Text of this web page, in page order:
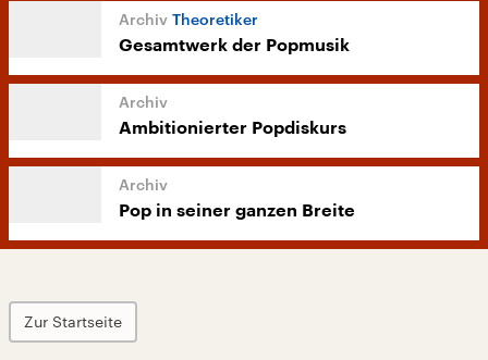
Theoretiker
Gesamtwerk der Popmusik
Ambitionierter Popdiskurs
Pop in seiner ganzen Breite
Zur Startseite